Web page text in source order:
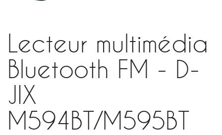
Lecteur multimédia
Bluetooth FM - D-
JIX
M594BT/M595BT